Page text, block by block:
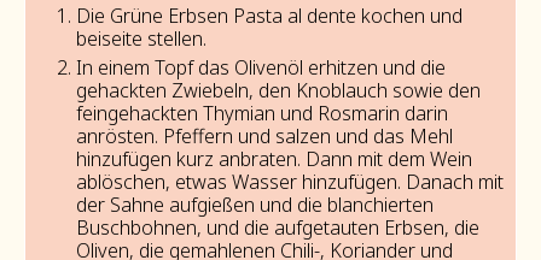
Die Grüne Erbsen Pasta al dente kochen und
beiseite stellen.
In einem Topf das Olivenöl erhitzen und die
gehackten Zwiebeln, den Knoblauch sowie den
feingehackten Thymian und Rosmarin darin
anrösten. Pfeffern und salzen und das Mehl
hinzufügen kurz anbraten. Dann mit dem Wein
ablöschen, etwas Wasser hinzufügen. Danach mit
der Sahne aufgießen und die blanchierten
Buschbohnen, und die aufgetauten Erbsen, die
Oliven, die gemahlenen Chili-, Koriander und